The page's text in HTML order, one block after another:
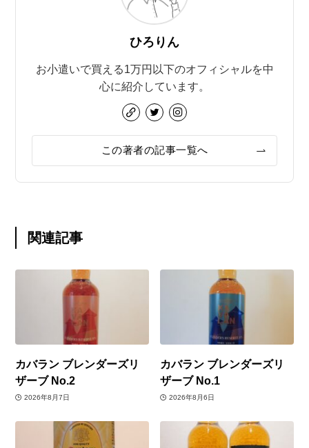
ひろりん
お小遣いで買える1万円以下のオフィシャルを中
心に紹介しています。
この著者の記事一覧へ
関連記事
カバラン ブレンダーズリ
ザーブ No.2
2026年8月7日
カバラン ブレンダーズリ
ザーブ No.1
2026年8月6日